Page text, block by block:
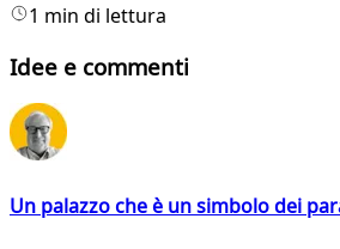
1 min di lettura
Idee e commenti
Un palazzo che è un simbolo dei